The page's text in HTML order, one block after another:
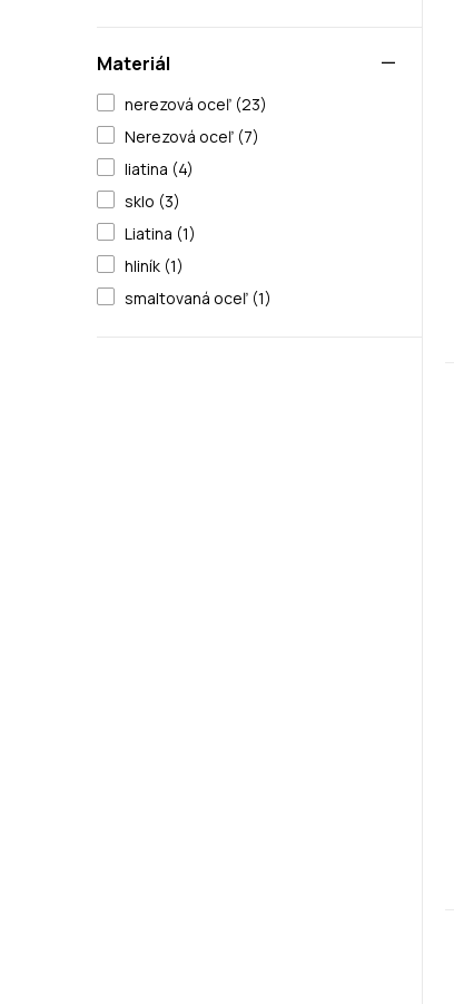
Materiál
nerezová oceľ (23)
Nerezová oceľ (7)
liatina (4)
sklo (3)
Liatina (1)
hliník (1)
smaltovaná oceľ (1)